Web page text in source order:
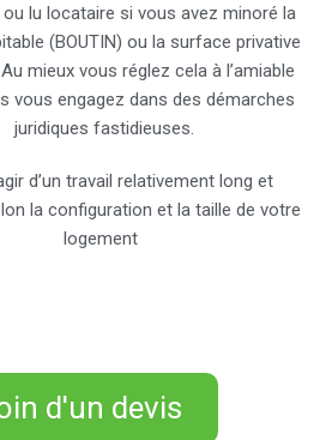
ou lu locataire si vous avez minoré la
(BOUTIN) ou la surface privative
mieux vous réglez cela à l’amiable
vous engagez dans des démarches
juridiques fastidieuses.
d’un travail relativement long et
la configuration et la taille de votre
logement
d'un devis